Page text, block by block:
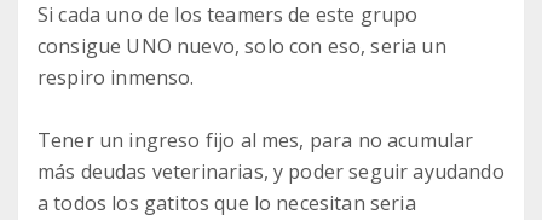
Si cada uno de los teamers de este grupo
consigue UNO nuevo, solo con eso, seria un
respiro inmenso.
Tener un ingreso fijo al mes, para no acumular
más deudas veterinarias, y poder seguir ayudando
a todos los gatitos que lo necesitan seria